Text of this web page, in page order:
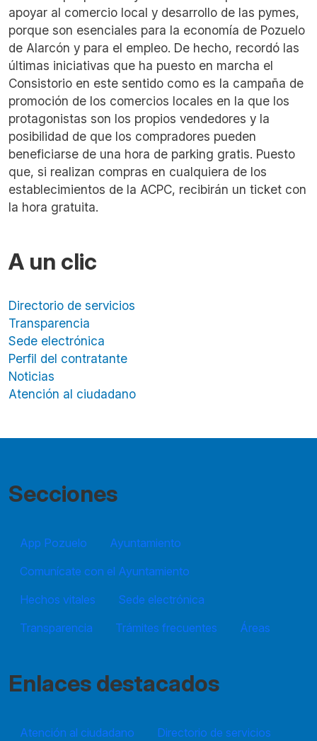
apoyar al comercio local y desarrollo de las pymes,
porque son esenciales para la economía de Pozuelo
de Alarcón y para el empleo. De hecho, recordó las
últimas iniciativas que ha puesto en marcha el
Consistorio en este sentido como es la campaña de
promoción de los comercios locales en la que los
protagonistas son los propios vendedores y la
posibilidad de que los compradores pueden
beneficiarse de una hora de parking gratis. Puesto
que, si realizan compras en cualquiera de los
establecimientos de la ACPC, recibirán un ticket con
la hora gratuita.
A un clic
Directorio de servicios
Transparencia
Sede electrónica
Perfil del contratante
Noticias
Atención al ciudadano
Secciones
App Pozuelo
Ayuntamiento
Comunícate con el Ayuntamiento
Hechos vitales
Sede electrónica
Transparencia
Trámites frecuentes Áreas
Enlaces destacados
Atención al ciudadano
Directorio de servicios